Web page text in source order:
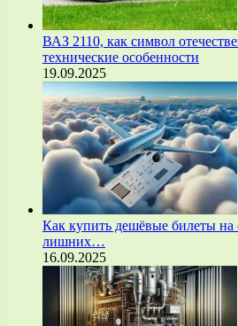
ВАЗ 2110, как символ
технические особенности
19.09.2025
Как купить дешёвые билеты на
лишних…
16.09.2025